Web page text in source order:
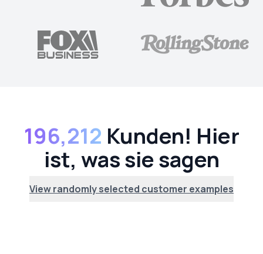
196,212 Kunden! Hier
ist, was sie sagen
View randomly selected customer examples